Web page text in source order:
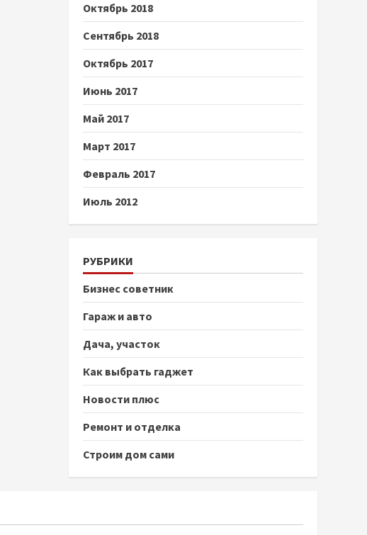
Октябрь 2018
Сентябрь 2018
Октябрь 2017
Июнь 2017
Май 2017
Март 2017
Февраль 2017
Июль 2012
РУБРИКИ
Бизнес советник
Гараж и авто
Дача, участок
Как выбрать гаджет
Новости плюс
Ремонт и отделка
Строим дом сами